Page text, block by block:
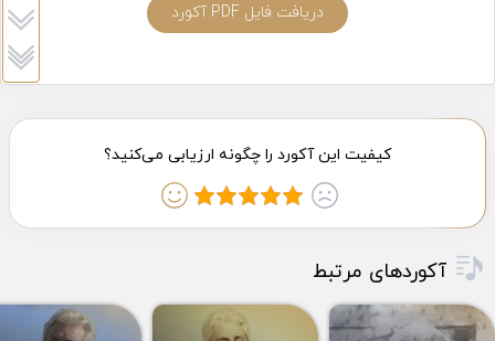
دریافت فایل PDF آکورد
آکوردهای مرتبط